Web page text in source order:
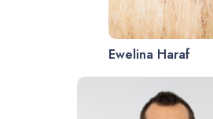
Ewelina Haraf